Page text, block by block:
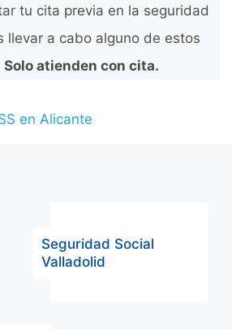
tu cita previa en la seguridad
llevar a cabo alguno de estos
Solo atienden con cita.
en Alicante
Seguridad Social
Valladolid